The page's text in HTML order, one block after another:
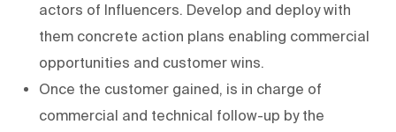
actors of Influencers. Develop and deploy with
them concrete action plans enabling commercial
opportunities and customer wins.
Once the customer gained, is in charge of
commercial and technical follow-up by the